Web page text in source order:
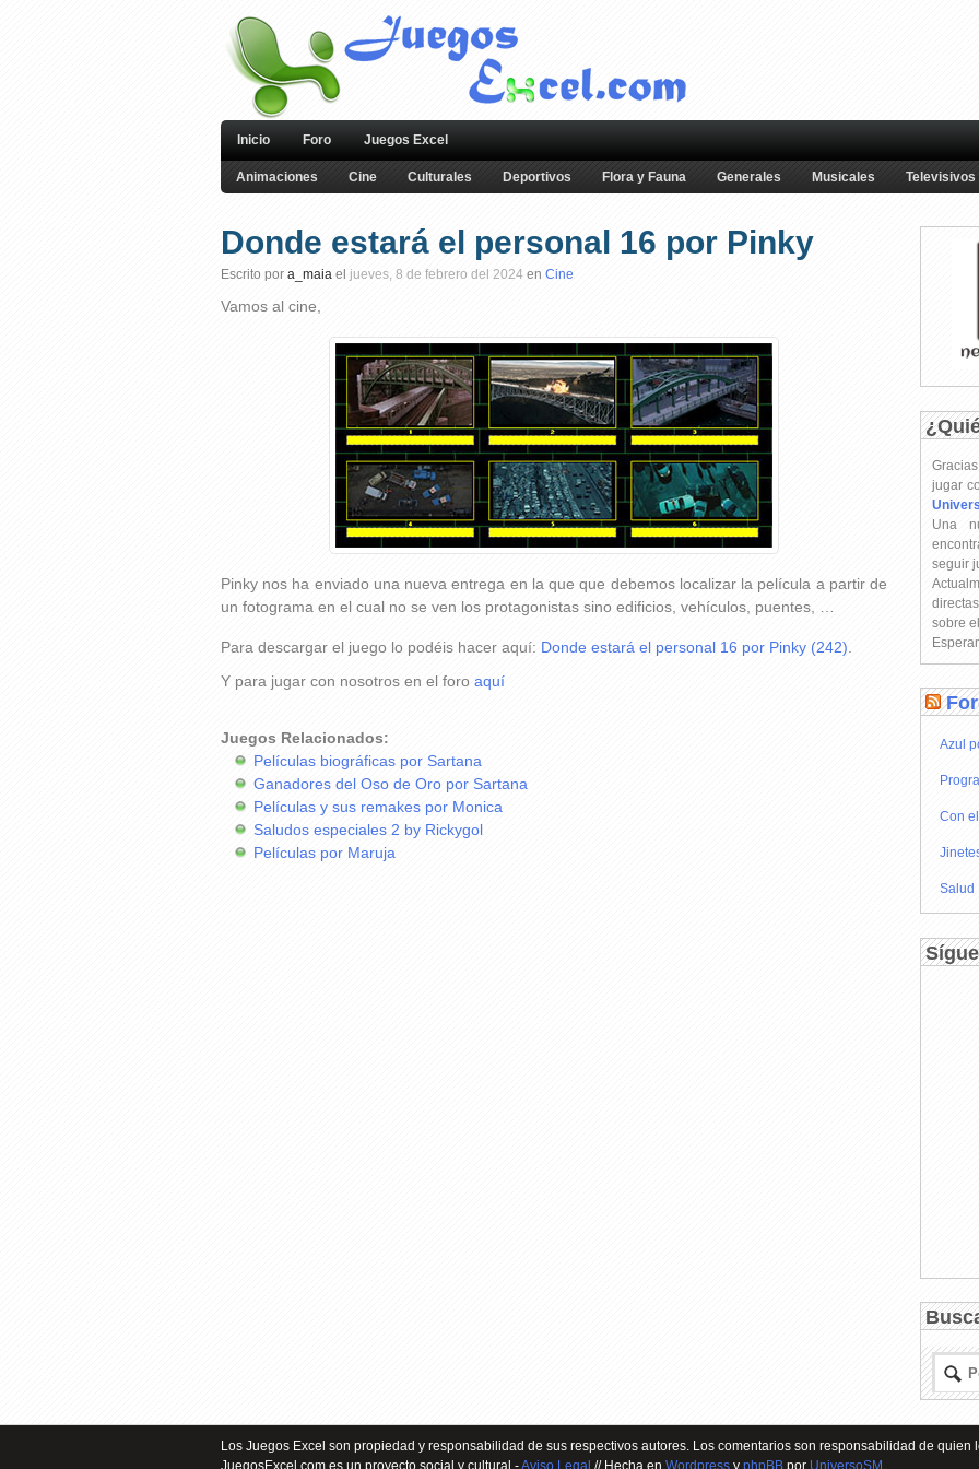
Inicio Foro Juegos Excel
Animaciones Cine Culturales Deportivos Flora y Fauna Generales Musicales Televisivos
Donde estará el personal 16 por Pinky
Escrito por a_maia el jueves, 8 de febrero del 2024 en Cine
Vamos al cine,
Pinky nos ha enviado una nueva entrega en la que que debemos localizar la película a partir de
un fotograma en el cual no se ven los protagonistas sino edificios, vehículos, puentes, …
Para descargar el juego lo podéis hacer aquí: Donde estará el personal 16 por Pinky (242).
Y para jugar con nosotros en el foro aquí
Juegos Relacionados:
Películas biográficas por Sartana
Ganadores del Oso de Oro por Sartana
Películas y sus remakes por Monica
Saludos especiales 2 by Rickygol
Películas por Maruja
jugar
Una
seguir
sobre
Azul
Con
Salud
Los Juegos Excel son propiedad y responsabilidad de sus respectivos autores. Los comentarios son responsabilidad de quien
JuegosExcel.com es un proyecto social y cultural -Aviso Legal // Hecha en Wordpress y phpBB por UniversoSM